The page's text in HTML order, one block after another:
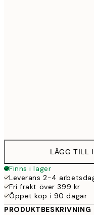
LÄGG TILL
Finns i lager
Leverans 2-4
Fri frakt över 399 kr
Öppet köp i 90 dagar
PRODUKTBESKRIVNING